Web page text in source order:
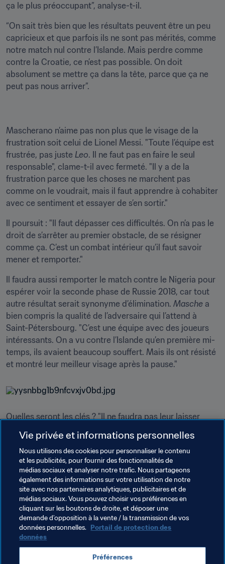
ça le plus préoccupant”, analyse-t-il.
“On sait très bien que les résultats peuvent être un peu
capricieux et que parfois ils ne sont pas mérités, comme
notre match nul contre l’Islande. Mais perdre comme
contre la Croatie, ce n’est pas possible. On doit
absolument se mettre ça dans la tête, parce que ça ne
peut pas nous arriver”.
Mascherano n’aime pas non plus que le visage de la
frustration soit celui de Lionel Messi. "Toute l’équipe est
frustrée, pas juste Leo. Il ne faut pas en faire le seul
responsable", clame-t-il avec fermeté. "Il y a de la
frustration parce que les choses ne marchent pas
comme on le voudrait, mais il faut apprendre à cohabiter
avec ce sentiment et essayer de s’en sortir."
Il poursuit : "Il faut dépasser ces difficultés. On n’a pas le
droit de s’arrêter au premier obstacle, de se résigner
comme ça. C’est un combat intérieur qu’il faut savoir
mener et remporter."
Il faudra aussi remporter le match contre le Nigeria pour
espérer voir la seconde phase de Russie 2018, car tout
autre résultat serait synonyme d’élimination. Masche a
bien compris la qualité de l’adversaire qui l’attend à
Saint-Pétersbourg. "C’est une équipe avec des joueurs
intéressants. On a vu contre l’Islande qu’en première mi-
temps, ils avaient beaucoup souffert. Mais ils ont résisté
et montré leur meilleur visage après la pause."
Quelles seront les clés ? "Il ne faudra pas leur laisser
ce sont des joueurs physiques et rapides. Il faudra gérer
leurs points forts et essayer de saisir les occasions qui
se présenteront."
Toujours aussi clair, Mascherano écarte toute possibilité
d’une élimination précoce qui pourrait mettre un terme à
sa carrière internationale. "Non, je n’y pense même pas.
Je préfère consacrer mon énergie à savoir ce qu’on peut
faire pour éviter cela", assure-t-il, même s'il sait que
l’heure du bilan approche. "Après le match, nous allons
analyser le résultat et parler de l’adversaire qu’il faudra
Vie privée et informations personnelles
Nous utilisons des cookies pour personnaliser le contenu
et les publicités, pour fournir des fonctionnalités de
médias sociaux et analyser notre trafic. Nous partageons
également des informations sur votre utilisation de notre
site avec nos partenaires analytiques, publicitaires et de
médias sociaux. Vous pouvez choisir vos préférences en
cliquant sur les boutons de droite, et déposer une
demande d’opposition à la vente / la transmission de vos
données personnelles. Portail de protection des
données
Préférences